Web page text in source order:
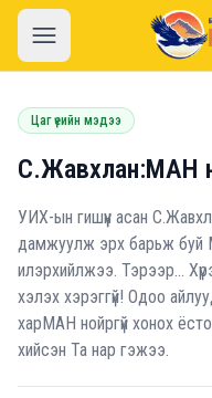
Цаг үеийн мэдээ
С.Жавхлан:МАН
УИХ-ын гишүүн асан
дамжуулж эрх барьж буй
илэрхийлжээ. Тэрээр…
хэлэх хэрэггүй! Одоо
харМАН нойргүй хонох
хийсэн Та нар гэжээ.